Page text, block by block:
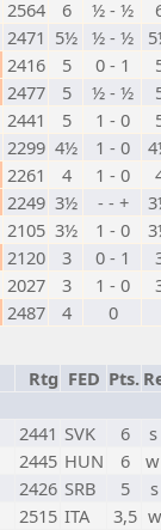
2564 6 ½ - ½
2471 5½ ½ - ½
2416 5 0 - 1
2477 5 ½ - ½
2441 5 1 - 0
2299 4½ 1 - 0
2261 4 1 - 0
2249 3½ - - +
2105 3½ 1 - 0
2120 3 0 - 1
2027 3 1 - 0
2487 4 0
Rtg FED Pts.
2441 SVK 6
2445 HUN 6
2426 SRB 5
2515 ITA 3,5